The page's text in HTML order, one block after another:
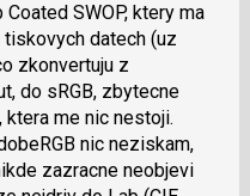
SWOP, ktery ma
tiskovych datech (uz
zkonvertuju z
do sRGB, zbytecne
me nic nestoji.
nic neziskam,
zazracne neobjevi